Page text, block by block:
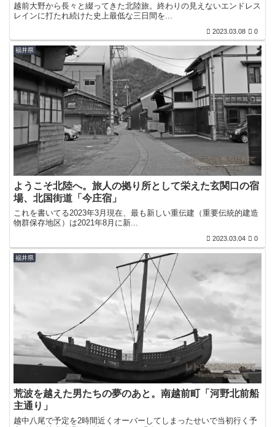
越前大野から長々と綴ってきた北陸旅。終わりの見えないエンドレス
レインに打たれ続けた史上最低な三日間を...
2023.03.08 0
福井県
ようこそ北陸へ。旅人の拠り所として栄えた玄関口の宿
場、北国街道「今庄宿」
これを書いてる2023年3月現在、最も新しい重伝建（重要伝統的建造
物群保存地区）は2021年8月に新...
2023.03.04 0
福井県
荒波を越えた男たちの夢のあと。南越前町「河野北前船
主通り」
越中八尾で予定を2時間近くオーバーしてしまったせいで当初行く予